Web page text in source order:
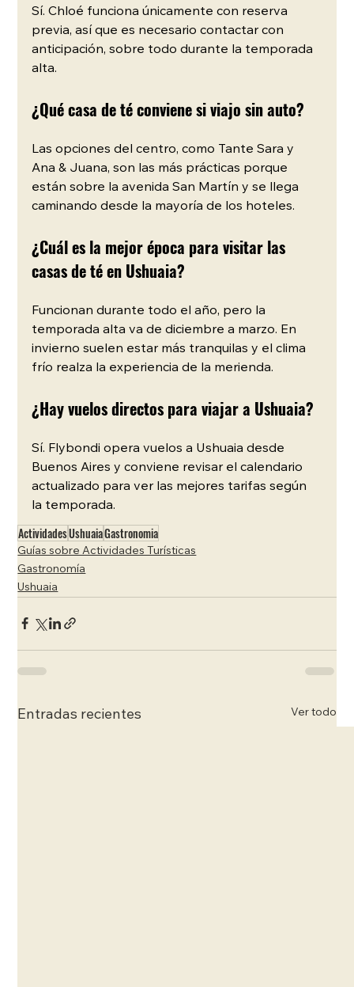
Sí. Chloé funciona únicamente con reserva
previa, así que es necesario contactar con
anticipación, sobre todo durante la temporada
alta.
¿Qué casa de té conviene si viajo sin auto?
Las opciones del centro, como Tante Sara y
Ana & Juana, son las más prácticas porque
están sobre la avenida San Martín y se llega
caminando desde la mayoría de los hoteles.
¿Cuál es la mejor época para visitar las
casas de té en Ushuaia?
Funcionan durante todo el año, pero la
temporada alta va de diciembre a marzo. En
invierno suelen estar más tranquilas y el clima
frío realza la experiencia de la merienda.
¿Hay vuelos directos para viajar a Ushuaia?
Sí. Flybondi opera vuelos a Ushuaia desde
Buenos Aires y conviene revisar el calendario
actualizado para ver las mejores tarifas según
la temporada.
ActividadesUshuaiaGastronomia
Guías sobre Actividades Turísticas
Gastronomía
Ushuaia
Entradas recientes Ver todo